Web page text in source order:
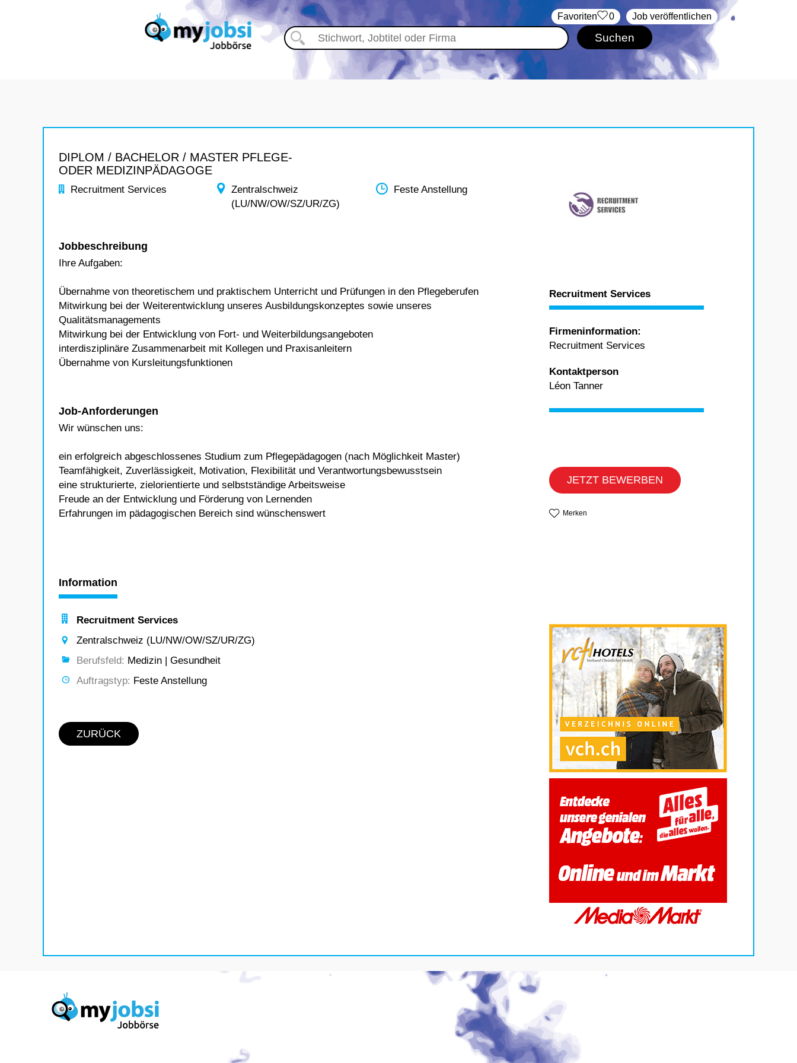
Job veröffentlichen
‏Favoriten 0
DIPLOM / BACHELOR / MASTER PFLEGE-
ODER MEDIZINPÄDAGOGE
Recruitment Services
Zentralschweiz
(LU/NW/OW/SZ/UR/ZG)
Feste Anstellung
Jobbeschreibung
Ihre Aufgaben:
Übernahme von theoretischem und praktischem Unterricht und Prüfungen in den Pflegeberufen
Mitwirkung bei der Weiterentwicklung unseres Ausbildungskonzeptes sowie unseres
Qualitätsmanagements
Mitwirkung bei der Entwicklung von Fort- und Weiterbildungsangeboten
interdisziplinäre Zusammenarbeit mit Kollegen und Praxisanleitern
Übernahme von Kursleitungsfunktionen
Job-Anforderungen
Wir wünschen uns:
ein erfolgreich abgeschlossenes Studium zum Pflegepädagogen (nach Möglichkeit Master)
Teamfähigkeit, Zuverlässigkeit, Motivation, Flexibilität und Verantwortungs­bewusstsein
eine strukturierte, zielorientierte und selbstständige Arbeitsweise
Freude an der Entwicklung und Förderung von Lernenden
Erfahrungen im pädagogischen Bereich sind wünschenswert
Information
Recruitment Services
Zentralschweiz (LU/NW/OW/SZ/UR/ZG)
Berufsfeld: Medizin | Gesundheit
Auftragstyp: Feste Anstellung
ZURÜCK
Recruitment Services
Firmeninformation:
Recruitment Services
Kontaktperson
Léon Tanner
JETZT BEWERBEN
Merken